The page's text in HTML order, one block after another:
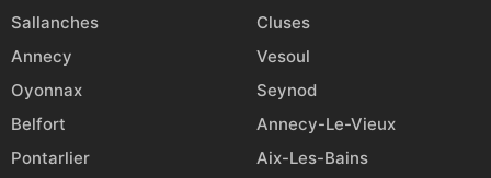
Sallanches
Cluses
Annecy
Vesoul
Oyonnax
Seynod
Belfort
Annecy-Le-Vieux
Pontarlier
Aix-Les-Bains